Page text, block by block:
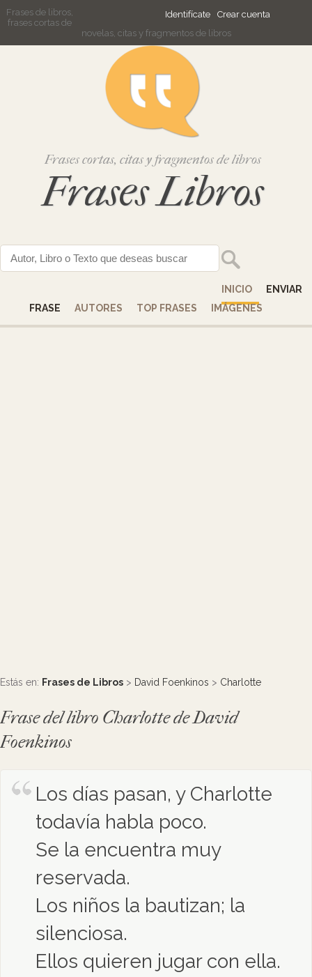
Identifícate Crear cuenta
Frases de libros,
frases cortas de
novelas, citas y fragmentos de libros
Frases cortas, citas y fragmentos de libros
Frases Libros
INICIO
ENVIAR
FRASE
AUTORES TOP FRASES IMÁGENES
Estás en: Frases de Libros > David Foenkinos > Charlotte
Frase del libro Charlotte de David
Foenkinos
Los días pasan, y Charlotte
todavía habla poco.
Se la encuentra muy
reservada.
Los niños la bautizan; la
silenciosa.
Ellos quieren jugar con ella.